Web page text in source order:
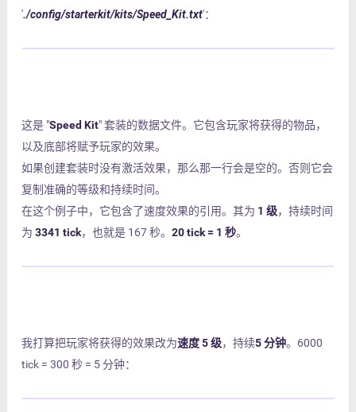
'./config/starterkit/kits/Speed_Kit.txt'：
这是 "Speed Kit" 套装的数据文件。它包含玩家将获得的物品，
以及底部将赋予玩家的效果。
如果创建套装时没有激活效果，那么那一行会是空的。否则它会
复制准确的等级和持续时间。
在这个例子中，它包含了速度效果的引用。其为 1 级，持续时间
为 3341 tick，也就是 167 秒。 20 tick = 1 秒。
我打算把玩家将获得的效果改为速度 5 级，持续5 分钟。6000
tick = 300 秒 = 5 分钟：